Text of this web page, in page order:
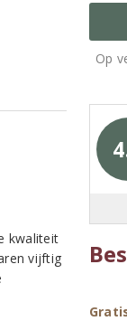
kwaliteit
vijftig
Op